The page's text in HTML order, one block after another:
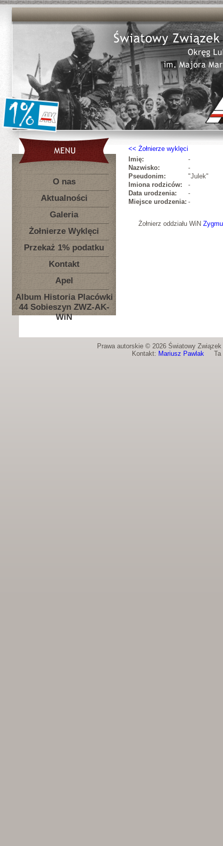
O nas
Aktualności
Galeria
Żołnierze Wyklęci
Przekaż 1% podatku
Kontakt
Apel
Album Historia Placówki
44 Sobieszyn ZWZ-AK-
WiN
Żołnierze wyklęci
Imię:
-
Nazwisko:
-
Pseudonim:
"Julek"
Imiona rodziców:
-
Data urodzenia:
-
Miejsce urodzenia: -
Żołnierz oddziału WiN
Prawa autorskie © 2026 Światowy
Kontakt: Mariusz PawlakTa